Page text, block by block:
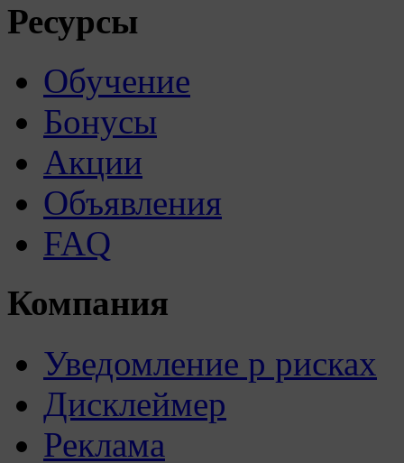
Ресурсы
Обучение
Бонусы
Акции
Объявления
FAQ
Компания
Уведомление р рисках
Дисклеймер
Реклама